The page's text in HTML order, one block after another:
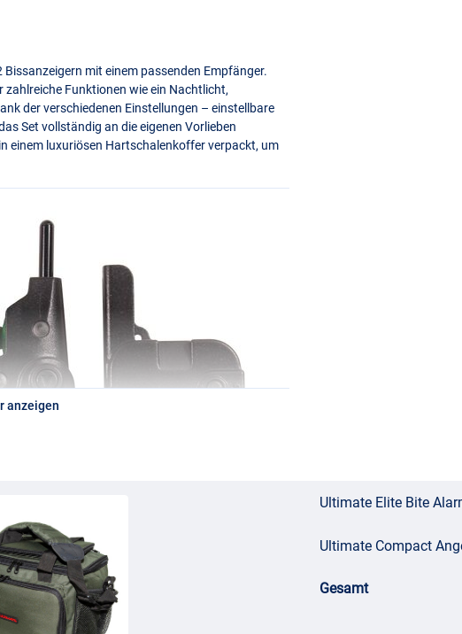
mit einem passenden Empfänger.
Funktionen wie ein Nachtlicht,
der verschiedenen Einstellungen – einstellbare
Set vollständig an die eigenen Vorlieben
einem luxuriösen Hartschalenkoffer verpackt, um
anzeigen
Ultimate Elite Bite
Ultimate Compact
Gesamt